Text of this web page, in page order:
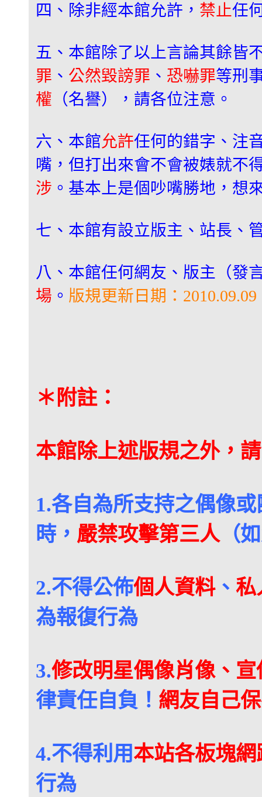
四、除非經本館允許， 禁止任
五、本館除了以上言論其餘皆
罪 、 公然毀謗罪 、 恐嚇罪等刑
權 （名譽），請各位注意。
六、本館允許任何的錯字、注
嘴，但打出來會不會被婊就不
涉 。基本上是個吵嘴勝地，想
七、本館有設立版主、站長、
八、本館任何網友、版主（發
場 。 版規更新日期：2010.09.09
＊附註：
本館除上述版規之外，
1.各自為所支持之偶像
時， 嚴禁攻擊第三人（
2.不得公佈個人資料、 私
為報復行為
3.修改明星偶像肖像、
律責任自負！ 網友自己
4.不得利用本站各板塊
行為